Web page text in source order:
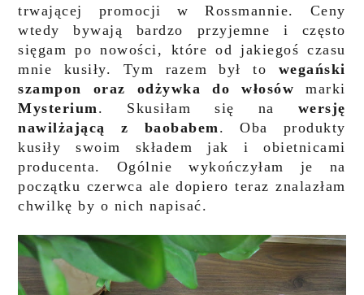
trwającej promocji w Rossmannie. Ceny
wtedy bywają bardzo przyjemne i często
sięgam po nowości, które od jakiegoś czasu
mnie kusiły. Tym razem był to wegański
szampon oraz odżywka do włosów marki
Mysterium. Skusiłam się na wersję
nawilżającą
z baobabem. Oba produkty
kusiły swoim składem jak i obietnicami
producenta. Ogólnie wykończyłam je na
początku czerwca ale dopiero teraz znalazłam
chwilkę by o nich napisać.